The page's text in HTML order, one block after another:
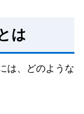
は
は、どのような